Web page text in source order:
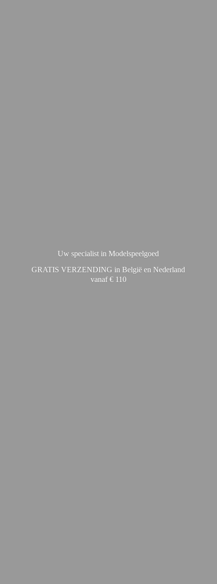
Uw specialist in Modelspeelgoed
GRATIS VERZENDING in België en Nederland
vanaf € 110